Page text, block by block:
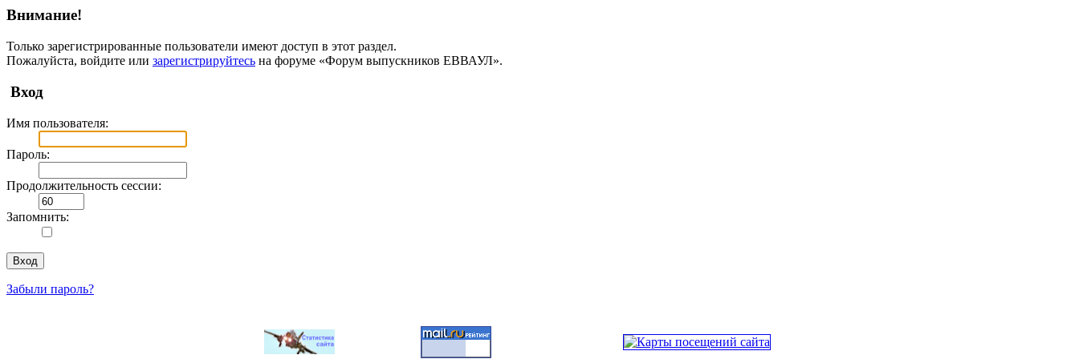
Внимание!
Только зарегистрированные пользователи имеют доступ в этот раздел.
Пожалуйста, войдите или зарегистрируйтесь на форуме «Форум выпускников ЕВВАУЛ».
Вход
Имя пользователя:
Пароль:
Продолжительность сессии:
Запомнить:
Забыли пароль?